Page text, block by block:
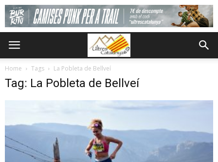
Home Tags La Pobleta de Bellveí
Tag: La Pobleta de Bellveí